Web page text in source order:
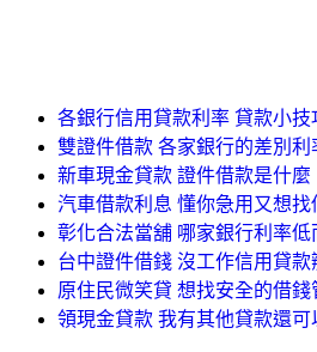
各銀行信用貸款利率 貸款小
雙證件借款 各家銀行的差別利
新車現金貸款 證件借款是什麼
汽車借款利息 懂你急用又想找
彰化合法當舖 哪家銀行利率低
台中證件借錢 沒工作信用貸款
原住民微笑貸 想找安全的借錢
領現金貸款 我有其他貸款還可